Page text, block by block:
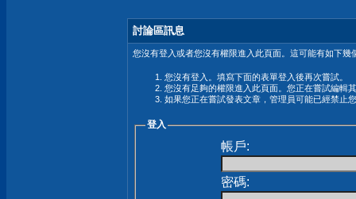
討論區訊息
您沒有登入或者您沒有權限進入此頁面。這可能有如下幾
您沒有登入。填寫下面的表單登入後再次嘗試。
您沒有足夠的權限進入此頁面。您正在嘗試編輯
如果您正在嘗試發表文章，管理員可能已經禁止
登入
帳戶:
密碼: